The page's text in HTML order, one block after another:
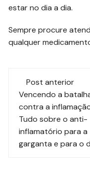
estar no dia a dia.
Sempre procure
qualquer
Navegação
de
post
Post anterior
Vencendo a
contra a
Tudo sobre o anti-
inflamatório para a
garganta e para o